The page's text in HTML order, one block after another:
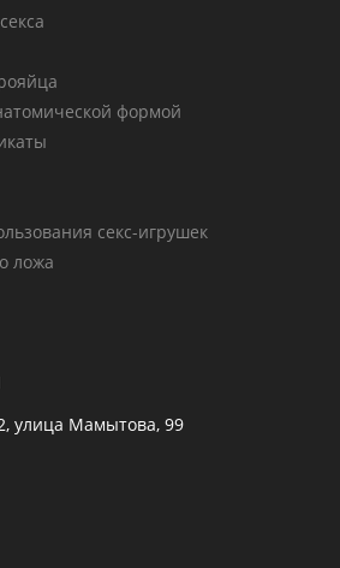
формой
секс-игрушек
ложа
улица Мамытова, 99